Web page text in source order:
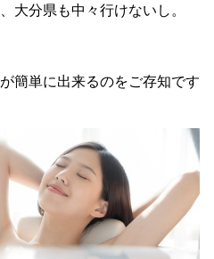
大分県も中々行けないし。
簡単に出来るのをご存知です